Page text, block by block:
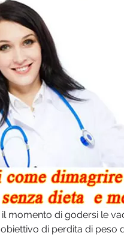
momento di godersi le
di perdita di peso